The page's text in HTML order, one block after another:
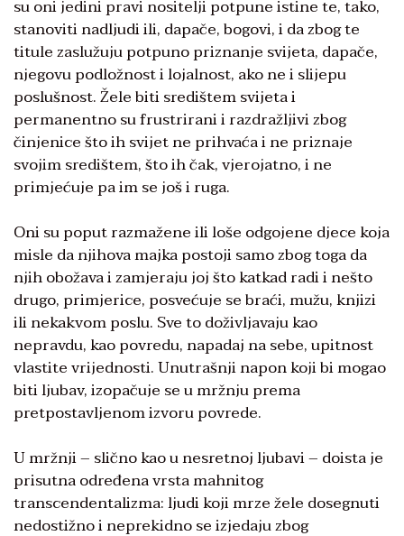
su oni jedini pravi nositelji potpune istine te, tako,
stanoviti nadljudi ili, dapače, bogovi, i da zbog te
titule zaslužuju potpuno priznanje svijeta, dapače,
njegovu podložnost i lojalnost, ako ne i slijepu
poslušnost. Žele biti središtem svijeta i
permanentno su frustrirani i razdražljivi zbog
činjenice što ih svijet ne prihvaća i ne priznaje
svojim središtem, što ih čak, vjerojatno, i ne
primjećuje pa im se još i ruga.
Oni su poput razmažene ili loše odgojene djece koja
misle da njihova majka postoji samo zbog toga da
njih obožava i zamjeraju joj što katkad radi i nešto
drugo, primjerice, posvećuje se braći, mužu, knjizi
ili nekakvom poslu. Sve to doživljavaju kao
nepravdu, kao povredu, napadaj na sebe, upitnost
vlastite vrijednosti. Unutrašnji napon koji bi mogao
biti ljubav, izopačuje se u mržnju prema
pretpostavljenom izvoru povrede.
U mržnji – slično kao u nesretnoj ljubavi – doista je
prisutna određena vrsta mahnitog
transcendentalizma: ljudi koji mrze žele dosegnuti
nedostižno i neprekidno se izjedaju zbog